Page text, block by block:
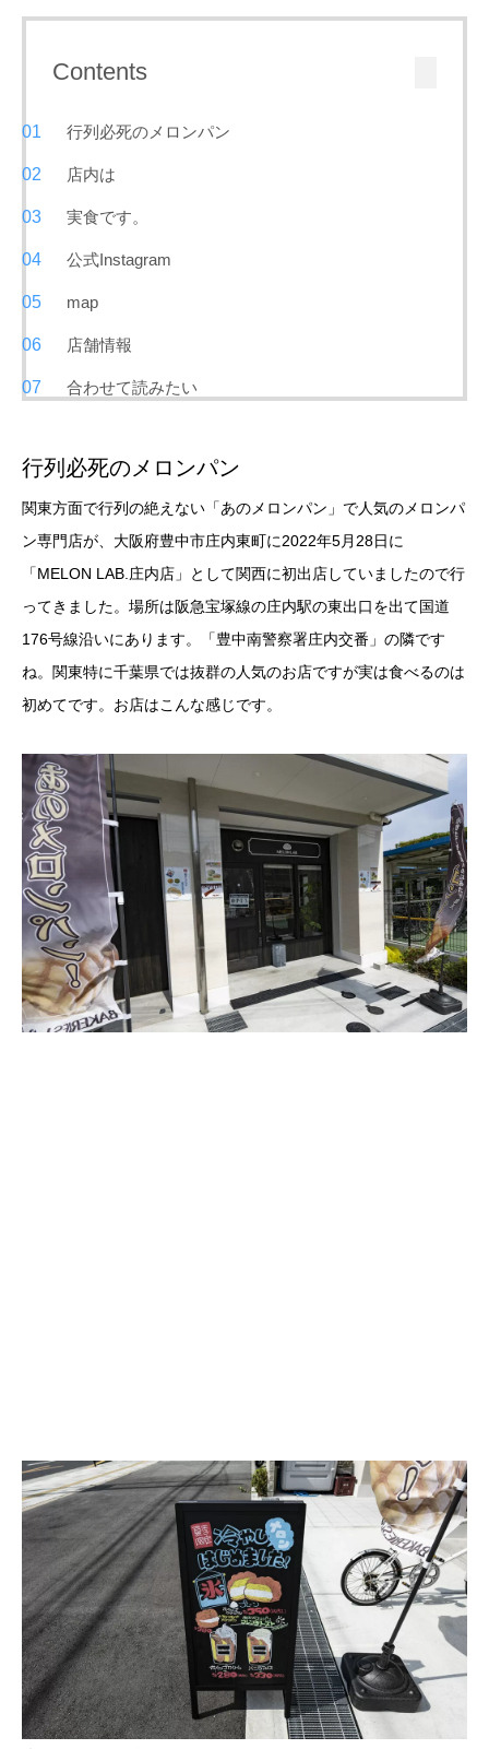
Contents
行列必死のメロンパン
店内は
実食です。
公式Instagram
map
店舗情報
合わせて読みたい
行列必死のメロンパン
関東方面で行列の絶えない「あのメロンパン」で人気のメロンパ
ン専門店が、大阪府豊中市庄内東町に2022年5月28日に
「MELON LAB.庄内店」として関西に初出店していましたので行
ってきました。場所は阪急宝塚線の庄内駅の東出口を出て国道
176号線沿いにあります。「豊中南警察署庄内交番」の隣です
ね。関東特に千葉県では抜群の人気のお店ですが実は食べるのは
初めてです。お店はこんな感じです。